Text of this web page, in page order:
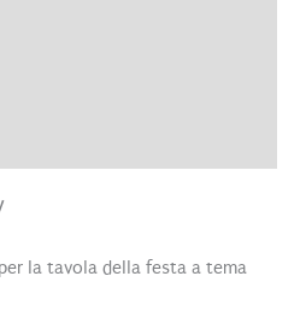
la tavola della festa a tema